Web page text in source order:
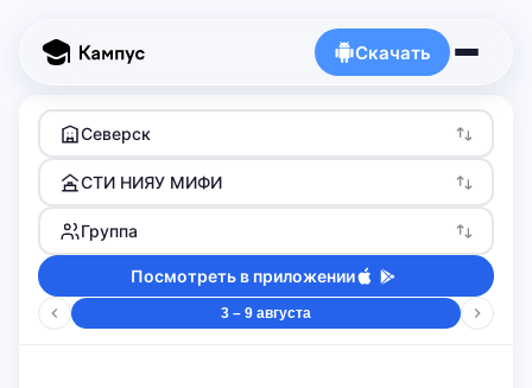
Скачать
Северск
СТИ НИЯУ МИФИ
Группа
Посмотреть в приложении
3 – 9 августа